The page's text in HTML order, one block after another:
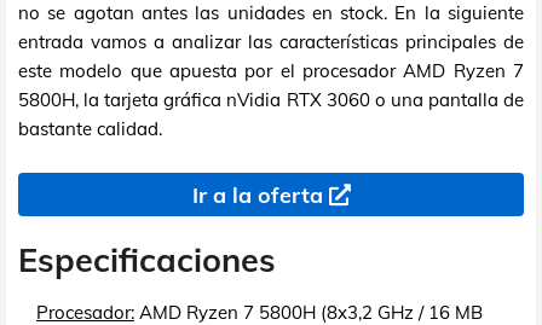
no se agotan antes las unidades en stock. En la siguiente
entrada vamos a analizar las características principales de
este modelo que apuesta por el procesador AMD Ryzen 7
5800H, la tarjeta gráfica nVidia RTX 3060 o una pantalla de
bastante calidad.
Ir a la oferta
Especificaciones
Procesador: AMD Ryzen 7 5800H (8x3,2 GHz / 16 MB